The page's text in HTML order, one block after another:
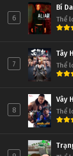
6
Bí
Thể
7
Tây
Thể
8
Vây
Thể